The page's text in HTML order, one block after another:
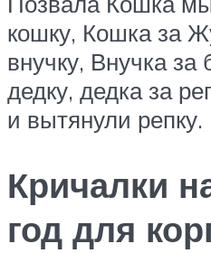
кошку, Кошка за
внучку, Внучка за
дедку, дедка за
и вытянули репку.
Кричалки
год для